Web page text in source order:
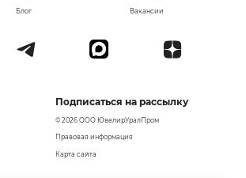
Вакансии
Блог
Подписаться на рассылку
© 2026 ООО ЮвелирУралПром
Правовая информация
Карта сайта